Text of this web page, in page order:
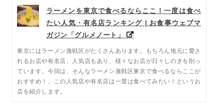
ラーメンを東京で食べるならここ！一度は食べ
たい人気・有名店ランキング | お食事ウェブマ
ガジン「グルメノート」
東京にはラーメン激戦区がたくさんあります。もちろん地元に愛さ
れるお店や有名店、人気店もあり、様々なお店が日々しのぎを削っ
ています。今回は、そんなラーメン激戦区東京で食べるならここが
おすすめ！、この人気店や有名店は一度は食べてみたい！というお
店を紹介します。